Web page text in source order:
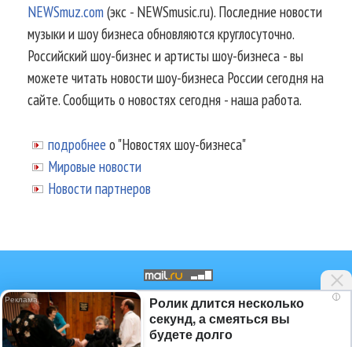
NEWSmuz.com(экс - NEWSmusic.ru). Последние новости
музыки и шоу бизнеса обновляются круглосуточно.
Российский шоу-бизнес и артисты шоу-бизнеса - вы
можете читать новости шоу-бизнеса России сегодня на
сайте. Сообщить о новостях сегодня - наша работа.
подробнее о "Новостях шоу-бизнеса"
Мировые новости
Новости партнеров
© 2002-2026.Информационное
агентство NEWSmuz - последние
новости шоу-бизнеса России
i
Ролик длится несколько
секунд, а смеяться вы
будете долго